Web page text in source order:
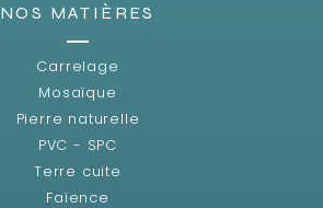
NOS MATIÈRES
Carrelage
Mosaïque
Pierre naturelle
PVC - SPC
Terre cuite
Faïence